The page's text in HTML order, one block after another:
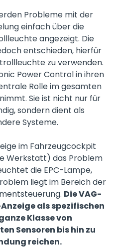
Probleme mit der
einfach über die
angezeigt. Die
entschieden, hierfür
zu verwenden.
Power Control in ihren
Rolle im gesamten
Sie ist nicht nur für
sondern dient als
Systeme.
im Fahrzeugcockpit
Werkstatt) das Problem
die EPC-Lampe,
liegt im Bereich der
Die VAG-
als spezifischen
Klasse von
Sensoren bis hin zu
reichen.